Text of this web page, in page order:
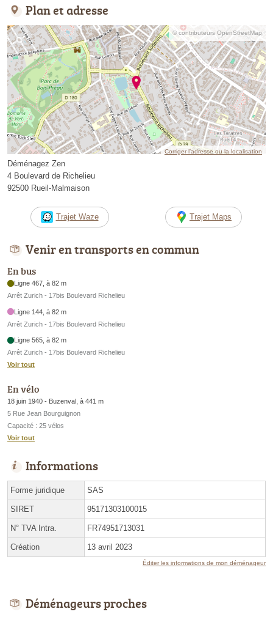
Plan et adresse
© contributeurs OpenStreetMap
Corriger l’adresse ou la localisation
Déménagez Zen
4 Boulevard de Richelieu
92500 Rueil-Malmaison
Trajet Waze Trajet Maps
Venir en transports en commun
En bus
Ligne 467, à 82 m
Arrêt Zurich - 17bis Boulevard Richelieu
Ligne 144, à 82 m
Arrêt Zurich - 17bis Boulevard Richelieu
Ligne 565, à 82 m
Arrêt Zurich - 17bis Boulevard Richelieu
Voir tout
En vélo
18 juin 1940 - Buzenval, à 441 m
5 Rue Jean Bourguignon
Capacité : 25 vélos
Voir tout
Informations
Forme juridique SAS
SIRET 95171303100015
N° TVA Intra. FR74951713031
Création 13 avril 2023
Éditer les informations de mon déménageur
Déménageurs proches